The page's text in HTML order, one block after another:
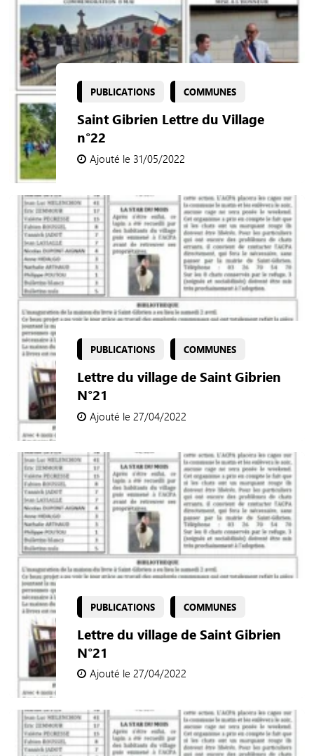
PUBLICATIONS COMMUNES
Saint Gibrien Lettre du Village
n°22
Ajouté le 31/05/2022
PUBLICATIONS COMMUNES
Lettre du village de Saint Gibrien
N°21
Ajouté le 27/04/2022
PUBLICATIONS COMMUNES
Lettre du village de Saint Gibrien
N°21
Ajouté le 27/04/2022